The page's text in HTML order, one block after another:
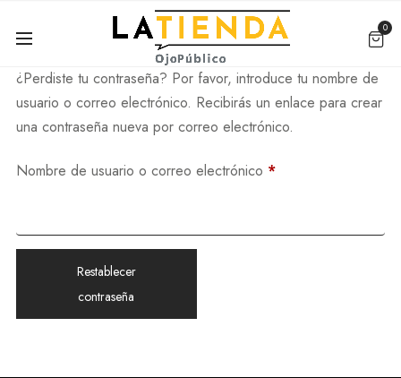
0
¿Perdiste tu contraseña? Por favor, introduce tu nombre de
usuario o correo electrónico. Recibirás un enlace para crear
una contraseña nueva por correo electrónico.
Nombre de usuario o correo electrónico *
Restablecer
contraseña